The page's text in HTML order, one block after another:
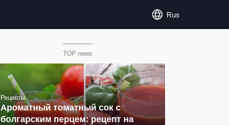
Rus
TOP news
Рецепты
Ароматный томатный сок с
болгарским перцем: рецепт на